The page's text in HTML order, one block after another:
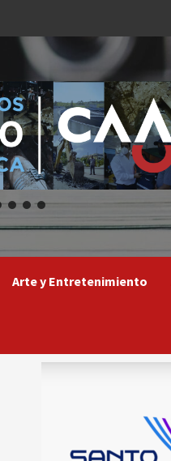
Arte y Entretenimiento